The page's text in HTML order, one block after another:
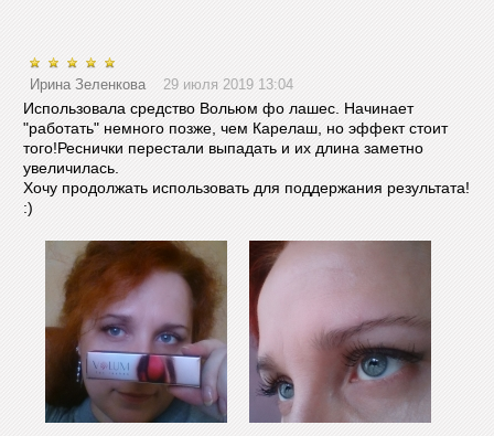
Ирина Зеленкова 29 июля 2019 13:04
Использовала средство Вольюм фо лашес. Начинает
"работать" немного позже, чем Карелаш, но эффект стоит
того!Реснички перестали выпадать и их длина заметно
увеличилась.
Хочу продолжать использовать для поддержания результата!
:)